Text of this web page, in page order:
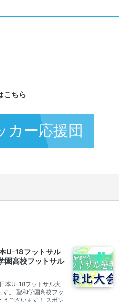
こちら
カー応援団